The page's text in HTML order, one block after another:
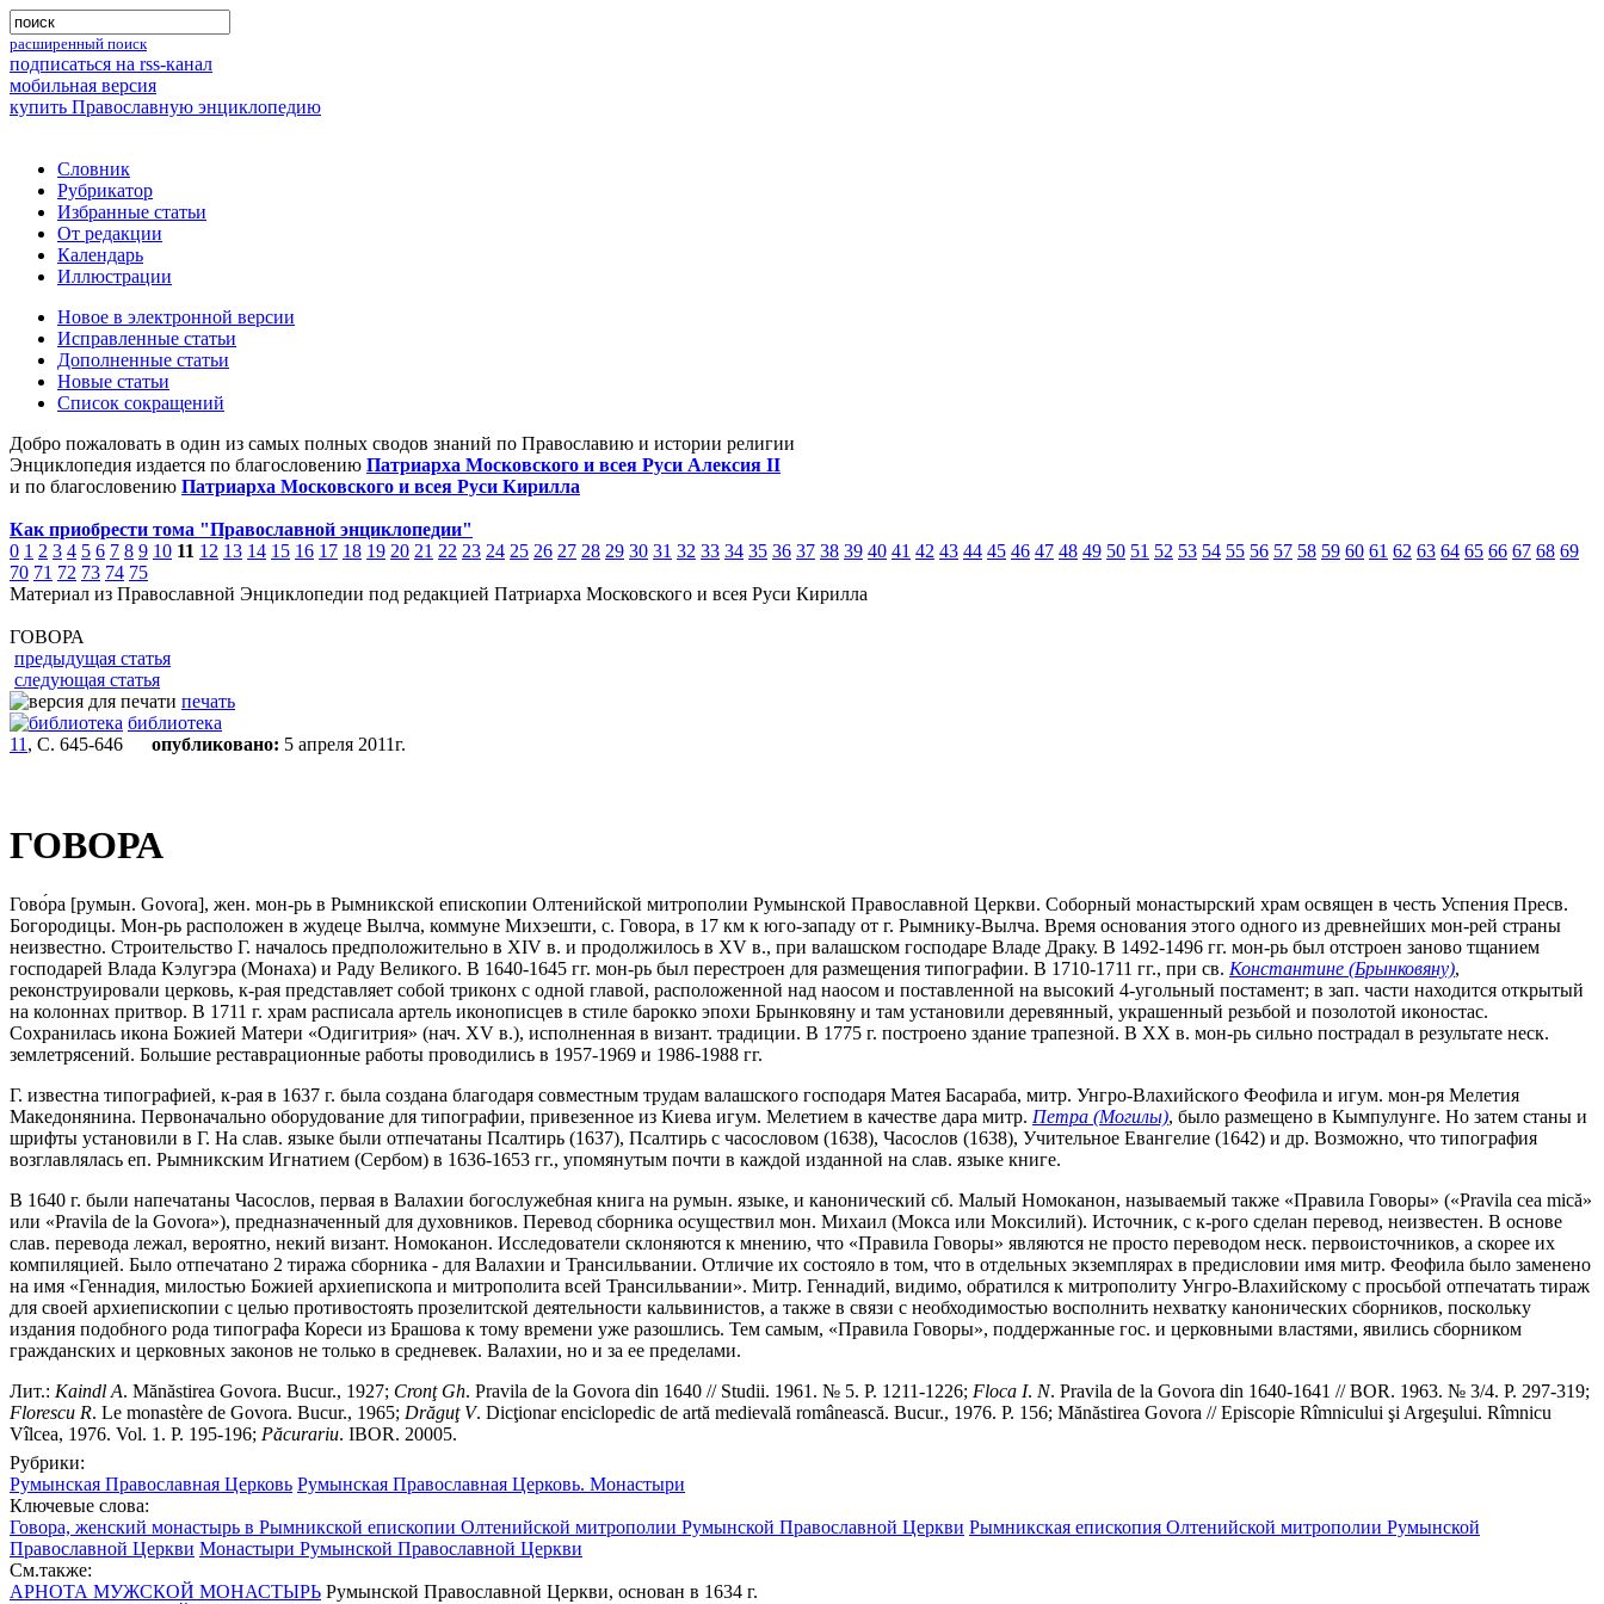
расширенный поиск
подписаться на rss-канал
мобильная версия
купить Православную энциклопедию
Словник
Рубрикатор
Избранные статьи
От редакции
Календарь
Иллюстрации
Новое в электронной версии
Исправленные статьи
Дополненные статьи
Новые статьи
Список сокращений
Добро пожаловать в один из самых полных сводов знаний по Православию и истории религии
Энциклопедия издается по благословению Патриарха Московского и всея Руси Алексия II
и по благословению Патриарха Московского и всея Руси Кирилла
Как приобрести тома "Православной энциклопедии"
0 1 2 3 4 5 6 7 8 9 10 11 12 13 14 15 16 17 18 19 20 21 22 23 24 25 26 27 28 29 30 31 32 33 34 35 36 37 38 39 40 41 42 43 44 45 46 47 48 49 50 51 52 53 54 55 56 57 58 59 60 61 62 63 64 65 66 67 68 69
70 71 72 73 74 75
Материал из Православной Энциклопедии под редакцией Патриарха Московского и всея Руси Кирилла
ГОВОРА
предыдущая статья
следующая статья
печать
библиотека
11 , С. 645-646 опубликовано: 5 апреля 2011г.
ГОВОРА
Гово́ра [румын. Govora], жен. мон-рь в Рымникской епископии Олтенийской митрополии Румынской Православной Церкви. Соборный монастырский храм освящен в честь Успения Пресв.
Богородицы. Мон-рь расположен в жудеце Вылча, коммуне Михэешти, с. Говора, в 17 км к юго-западу от г. Рымнику-Вылча. Время основания этого одного из древнейших мон-рей страны
неизвестно. Строительство Г. началось предположительно в XIV в. и продолжилось в XV в., при валашском господаре Владе Драку. В 1492-1496 гг. мон-рь был отстроен заново тщанием
господарей Влада Кэлугэра (Монаха) и Раду Великого. В 1640-1645 гг. мон-рь был перестроен для размещения типографии. В 1710-1711 гг., при св. Константине (Брынковяну),
реконструировали церковь, к-рая представляет собой триконх с одной главой, расположенной над наосом и поставленной на высокий 4-угольный постамент; в зап. части находится открытый
на колоннах притвор. В 1711 г. храм расписала артель иконописцев в стиле барокко эпохи Брынковяну и там установили деревянный, украшенный резьбой и позолотой иконостас.
Сохранилась икона Божией Матери «Одигитрия» (нач. XV в.), исполненная в визант. традиции. В 1775 г. построено здание трапезной. В XX в. мон-рь сильно пострадал в результате неск.
землетрясений. Большие реставрационные работы проводились в 1957-1969 и 1986-1988 гг.
Г. известна типографией, к-рая в 1637 г. была создана благодаря совместным трудам валашского господаря Матея Басараба, митр. Унгро-Влахийского Феофила и игум. мон-ря Мелетия
Македонянина. Первоначально оборудование для типографии, привезенное из Киева игум. Мелетием в качестве дара митр. Петра (Могилы), было размещено в Кымпулунге. Но затем станы и
шрифты установили в Г. На слав. языке были отпечатаны Псалтирь (1637), Псалтирь с часословом (1638), Часослов (1638), Учительное Евангелие (1642) и др. Возможно, что типография
возглавлялась еп. Рымникским Игнатием (Сербом) в 1636-1653 гг., упомянутым почти в каждой изданной на слав. языке книге.
В 1640 г. были напечатаны Часослов, первая в Валахии богослужебная книга на румын. языке, и канонический сб. Малый Номоканон, называемый также «Правила Говоры» («Pravila cea mică»
или «Pravila de la Govora»), предназначенный для духовников. Перевод сборника осуществил мон. Михаил (Мокса или Моксилий). Источник, с к-рого сделан перевод, неизвестен. В основе
слав. перевода лежал, вероятно, некий визант. Номоканон. Исследователи склоняются к мнению, что «Правила Говоры» являются не просто переводом неск. первоисточников, а скорее их
компиляцией. Было отпечатано 2 тиража сборника - для Валахии и Трансильвании. Отличие их состояло в том, что в отдельных экземплярах в предисловии имя митр. Феофила было заменено
на имя «Геннадия, милостью Божией архиепископа и митрополита всей Трансильвании». Митр. Геннадий, видимо, обратился к митрополиту Унгро-Влахийскому с просьбой отпечатать тираж
для своей архиепископии с целью противостоять прозелитской деятельности кальвинистов, а также в связи с необходимостью восполнить нехватку канонических сборников, поскольку
издания подобного рода типографа Кореси из Брашова к тому времени уже разошлись. Тем самым, «Правила Говоры», поддержанные гос. и церковными властями, явились сборником
гражданских и церковных законов не только в средневек. Валахии, но и за ее пределами.
Лит.: Kaindl A. Mănăstirea Govora. Bucur., 1927; Cronţ Gh. Pravila de la Govora din 1640 // Studii. 1961. № 5. P. 1211-1226; Floca I. N. Pravila de la Govora din 1640-1641 // BOR. 1963. № 3/4. P. 297-319;
Florescu R. Le monastère de Govora. Bucur., 1965; Drăguţ V. Dicţionar enciclopedic de artă medievală românească. Bucur., 1976. P. 156; Mănăstirea Govora // Episcopie Rîmnicului şi Argeşului. Rîmnicu
Vîlcea, 1976. Vol. 1. P. 195-196; Păcurariu. IBOR. 20005.
Рубрики:
Румынская Православная Церковь Румынская Православная Церковь. Монастыри
Ключевые слова:
Говора, женский монастырь в Рымникской епископии Олтенийской митрополии Румынской Православной Церкви Рымникская епископия Олтенийской митрополии Румынской
Православной Церкви Монастыри Румынской Православной Церкви
См.также:
АРНОТА МУЖСКОЙ МОНАСТЫРЬ Румынской Православной Церкви, основан в 1634 г.